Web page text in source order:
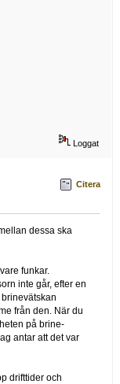
Loggat
Citera
dessa ska
funkar.
inte går, efter en
från den. När du
på brine-
antar att det var
drifttider och